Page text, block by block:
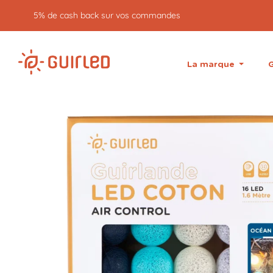
La marque